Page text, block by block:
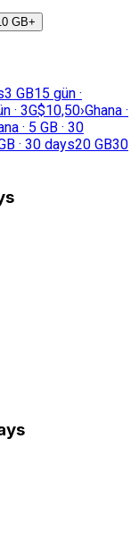
GB+
3 GB15 gün ·
· 3G$10,50›Ghana ·
· 5 GB · 30
· 30 days20 GB30